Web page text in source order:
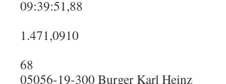
09:39:51,88
1.471,0910
68
05056-19-300 Burger Karl Heinz